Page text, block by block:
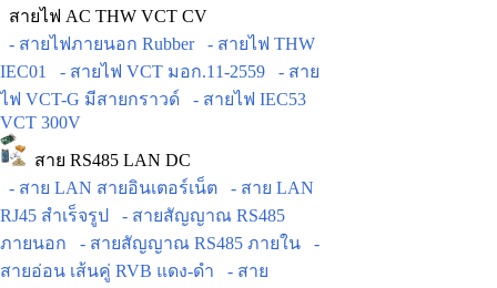
สายไฟ AC THW VCT CV
- สายไฟภายนอก Rubber
- สายไฟ THW
IEC01
- สายไฟ VCT มอก.11-2559
- สาย
ไฟ VCT-G มีสายกราวด์
- สายไฟ IEC53
VCT 300V
สาย RS485 LAN DC
- สาย LAN สายอินเตอร์เน็ต
- สาย LAN
RJ45 สำเร็จรูป
- สายสัญญาณ RS485
ภายนอก
- สายสัญญาณ RS485 ภายใน
-
สายอ่อน เส้นคู่ RVB แดง-ดำ
- สาย